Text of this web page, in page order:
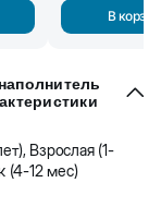
В
Взрослая (1-
(4-12 мес)